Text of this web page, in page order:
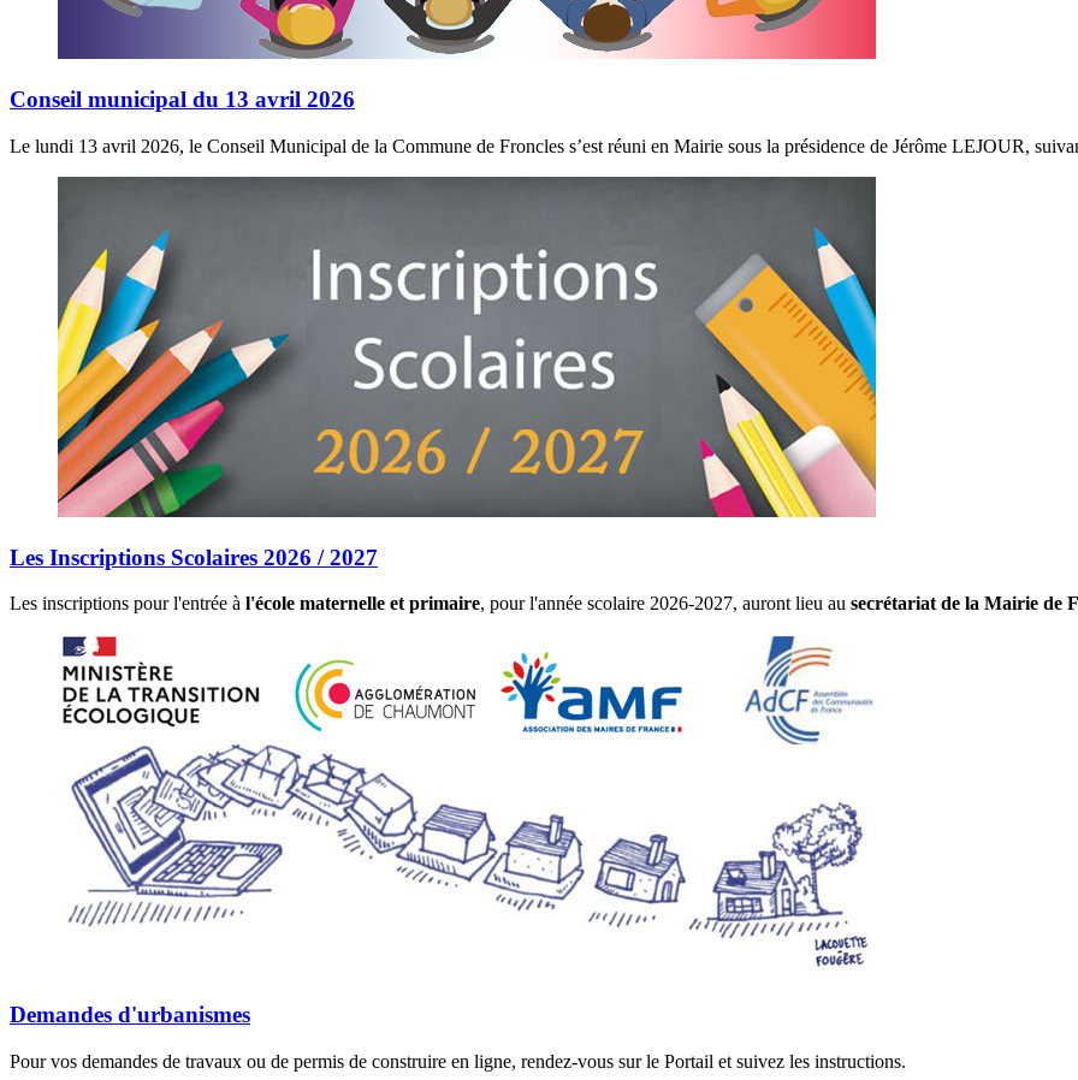
Conseil municipal du 13 avril 2026
Le lundi 13 avril 2026, le Conseil Municipal de la Commune de Froncles s’est réuni en Mairie sous la présidence de Jérôme LEJOUR,
Les Inscriptions Scolaires 2026 / 2027
Les inscriptions pour l'entrée à l'école maternelle et primaire, pour l'année scolaire 2026-2027, auront lieu au secrétariat de la Mairie de
Demandes d'urbanismes
Pour vos demandes de travaux ou de permis de construire en ligne, rendez-vous sur le Portail et suivez les instructions.